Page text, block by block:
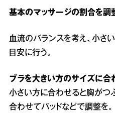
基本のマッサージの割合を調
血流のバランスを考え、小さ
目安に行う。
ブラを大きい方のサイズに合
小さい方に合わせると胸がつ
合わせてパッドなどで調整を。